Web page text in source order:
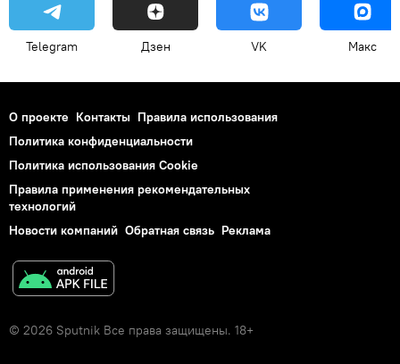
Telegram Дзен VK Макс
О проекте Контакты Правила использования
Политика конфиденциальности
Политика использования Cookie
Правила применения рекомендательных
технологий
Новости компаний Обратная связь Реклама
© 2026 Sputnik Все права защищены. 18+